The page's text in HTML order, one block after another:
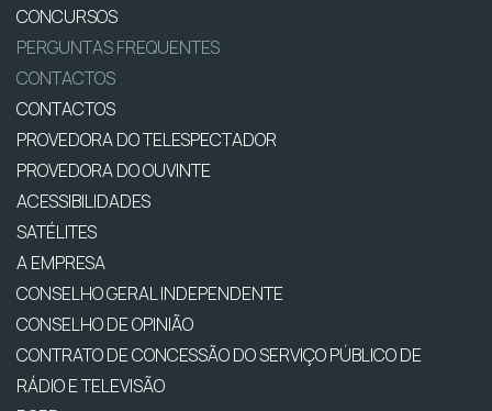
CONCURSOS
PERGUNTAS FREQUENTES
CONTACTOS
CONTACTOS
PROVEDORA DO TELESPECTADOR
PROVEDORA DO OUVINTE
ACESSIBILIDADES
SATÉLITES
A EMPRESA
CONSELHO GERAL INDEPENDENTE
CONSELHO DE OPINIÃO
CONTRATO DE CONCESSÃO DO SERVIÇO PÚBLICO DE
RÁDIO E TELEVISÃO